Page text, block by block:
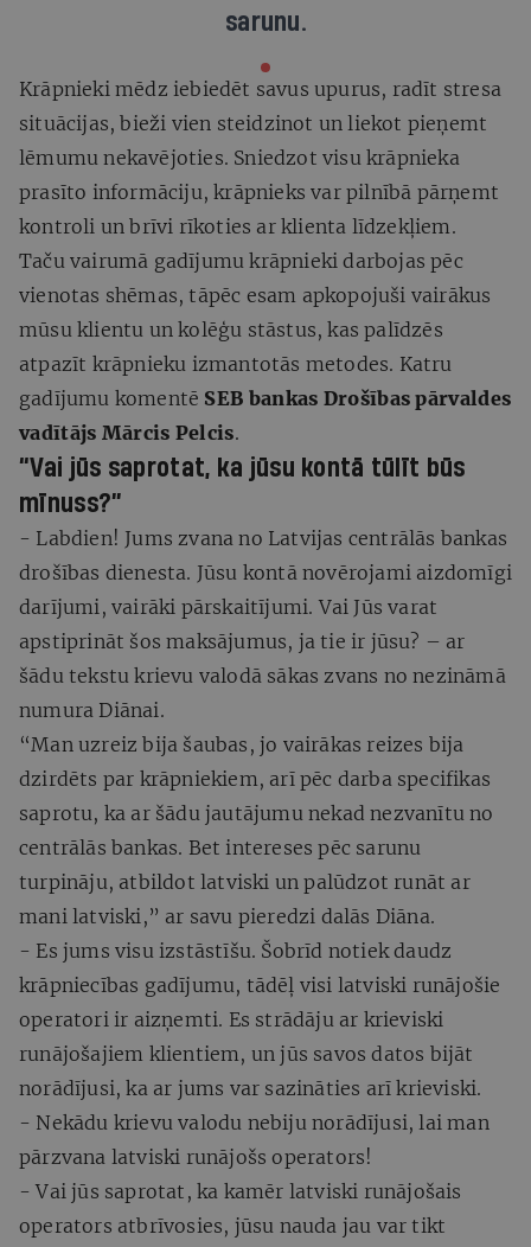
sarunu.
Krāpnieki mēdz iebiedēt savus upurus, radīt stresa
situācijas, bieži vien steidzinot un liekot pieņemt
lēmumu nekavējoties. Sniedzot visu krāpnieka
prasīto informāciju, krāpnieks var pilnībā pārņemt
kontroli un brīvi rīkoties ar klienta līdzekļiem.
Taču vairumā gadījumu krāpnieki darbojas pēc
vienotas shēmas, tāpēc esam apkopojuši vairākus
mūsu klientu un kolēģu stāstus, kas palīdzēs
atpazīt krāpnieku izmantotās metodes. Katru
gadījumu komentē SEB bankas Drošības pārvaldes
vadītājs Mārcis Pelcis.
“Vai jūs saprotat, ka jūsu kontā tūlīt būs
mīnuss?”
- Labdien! Jums zvana no Latvijas centrālās bankas
drošības dienesta. Jūsu kontā novērojami aizdomīgi
darījumi, vairāki pārskaitījumi. Vai Jūs varat
apstiprināt šos maksājumus, ja tie ir jūsu? – ar
šādu tekstu krievu valodā sākas zvans no nezināmā
numura Diānai.
“Man uzreiz bija šaubas, jo vairākas reizes bija
dzirdēts par krāpniekiem, arī pēc darba specifikas
saprotu, ka ar šādu jautājumu nekad nezvanītu no
centrālās bankas. Bet intereses pēc sarunu
turpināju, atbildot latviski un palūdzot runāt ar
mani latviski,” ar savu pieredzi dalās Diāna.
- Es jums visu izstāstīšu. Šobrīd notiek daudz
krāpniecības gadījumu, tādēļ visi latviski runājošie
operatori ir aizņemti. Es strādāju ar krieviski
runājošajiem klientiem, un jūs savos datos bijāt
norādījusi, ka ar jums var sazināties arī krieviski.
- Nekādu krievu valodu nebiju norādījusi, lai man
pārzvana latviski runājošs operators!
- Vai jūs saprotat, ka kamēr latviski runājošais
operators atbrīvosies, jūsu nauda jau var tikt